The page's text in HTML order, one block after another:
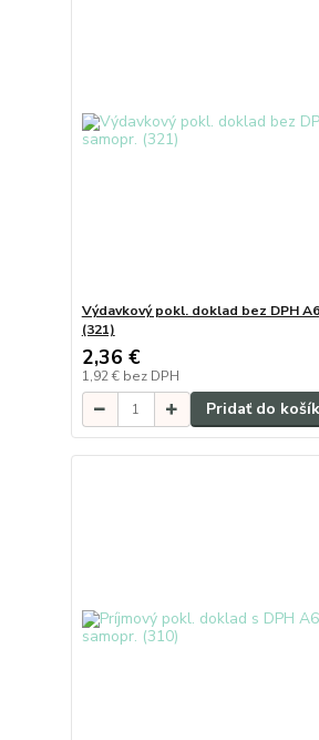
Výdavkový pokl. doklad bez DPH
(321)
2,36 €
1,92 € bez DPH
Pridať do